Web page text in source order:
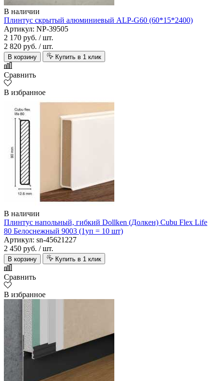
В наличии
Плинтус скрытый алюминиевый ALP-G60 (60*15*2400)
Артикул: NP-39505
2 170 руб. / шт.
2 820 руб. / шт.
В корзину Купить в 1 клик
Сравнить
В избранное
В наличии
Плинтус напольный, гибкий Dollken (Долкен) Cubu Flex Life
80 Белоснежный 9003 (1уп = 10 шт)
Артикул: sn-45621227
2 450 руб. / шт.
В корзину Купить в 1 клик
Сравнить
В избранное